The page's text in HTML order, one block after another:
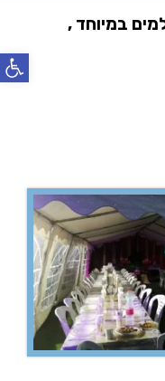
פתח
במיוחד ,